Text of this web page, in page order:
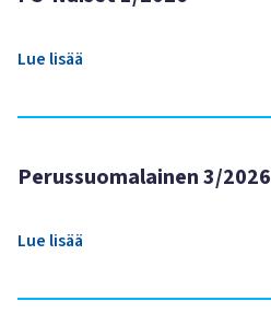
Lue lisää
Perussuomalainen 3/2026
Lue lisää